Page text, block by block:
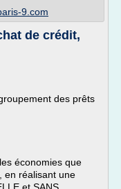
9.com
de crédit,
des prêts
économies que
en réalisant une